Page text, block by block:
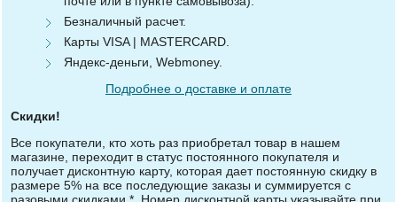
Безналичный расчет.
Карты VISA | MASTERCARD.
Яндекс-деньги, Webmoney.
Подробнее о доставке и оплате
Скидки!
Все покупатели, кто хоть раз приобретал товар в нашем
магазине, переходит в статус постоянного покупателя и
получает дисконтную карту, которая дает постоянную скидку в
размере 5% на все последующие заказы и суммируется с